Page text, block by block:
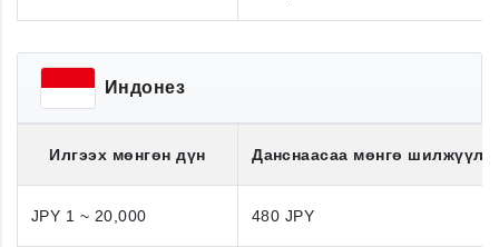
Индонез
Илгээх мөнгөн дүн Данснаасаа мөнгө
JPY 1 ~ 20,000 480 JPY